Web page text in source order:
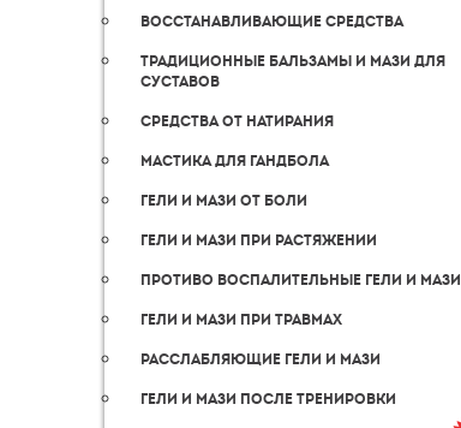
Восстанавливающие средства
Традиционные бальзамы и мази для
суставов
Средства от натирания
Мастика для гандбола
Гели и мази от боли
Гели и мази при растяжении
Противо воспалительные гели и мази
Гели и мази при травмах
Расслабляющие гели и мази
Гели и мази после тренировки